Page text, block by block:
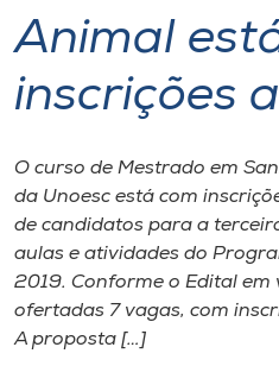
Portal de Ensino
Internacionalização
I.nova
Animal
inscrições
O curso de Mestrado em
da Unoesc está com
de candidatos para a
aulas e atividades do
2019. Conforme o Edital em
ofertadas 7 vagas, com
A proposta […]